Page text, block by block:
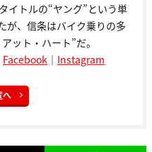
イトルの“ヤング”という単
が、信条はバイク乗りの多
ット・ハート”だ。
Facebook ｜ Instagram
へ